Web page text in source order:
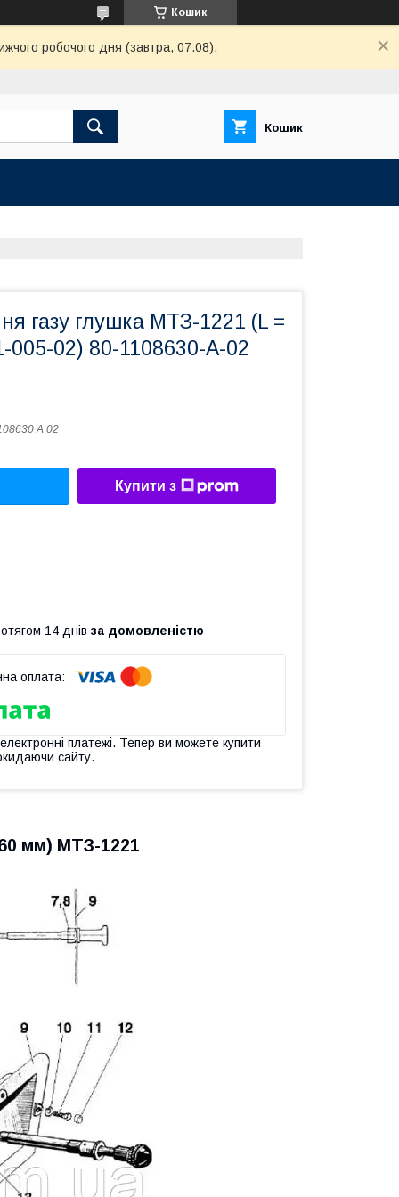
Кошик
робочого дня (завтра, 07.08).
Кошик
газу глушка МТЗ-1221 (L =
005-02) 80-1108630-А-02
А 02
Купити з
14 днів за домовленістю
платежі. Тепер ви можете купити
сайту.
мм) МТЗ-1221